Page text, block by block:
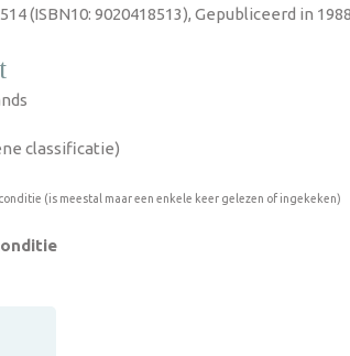
(ISBN10: 9020418513), Gepubliceerd in
classificatie)
(is meestal maar een enkele keer gelezen of ingekeken)